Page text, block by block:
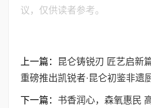
议，仅供读者参考。
上一篇：
昆仑铸锐刃 匠艺启
重磅推出凯锐者·昆仑初鉴非遗
下一篇： 书香润心，森氧惠民